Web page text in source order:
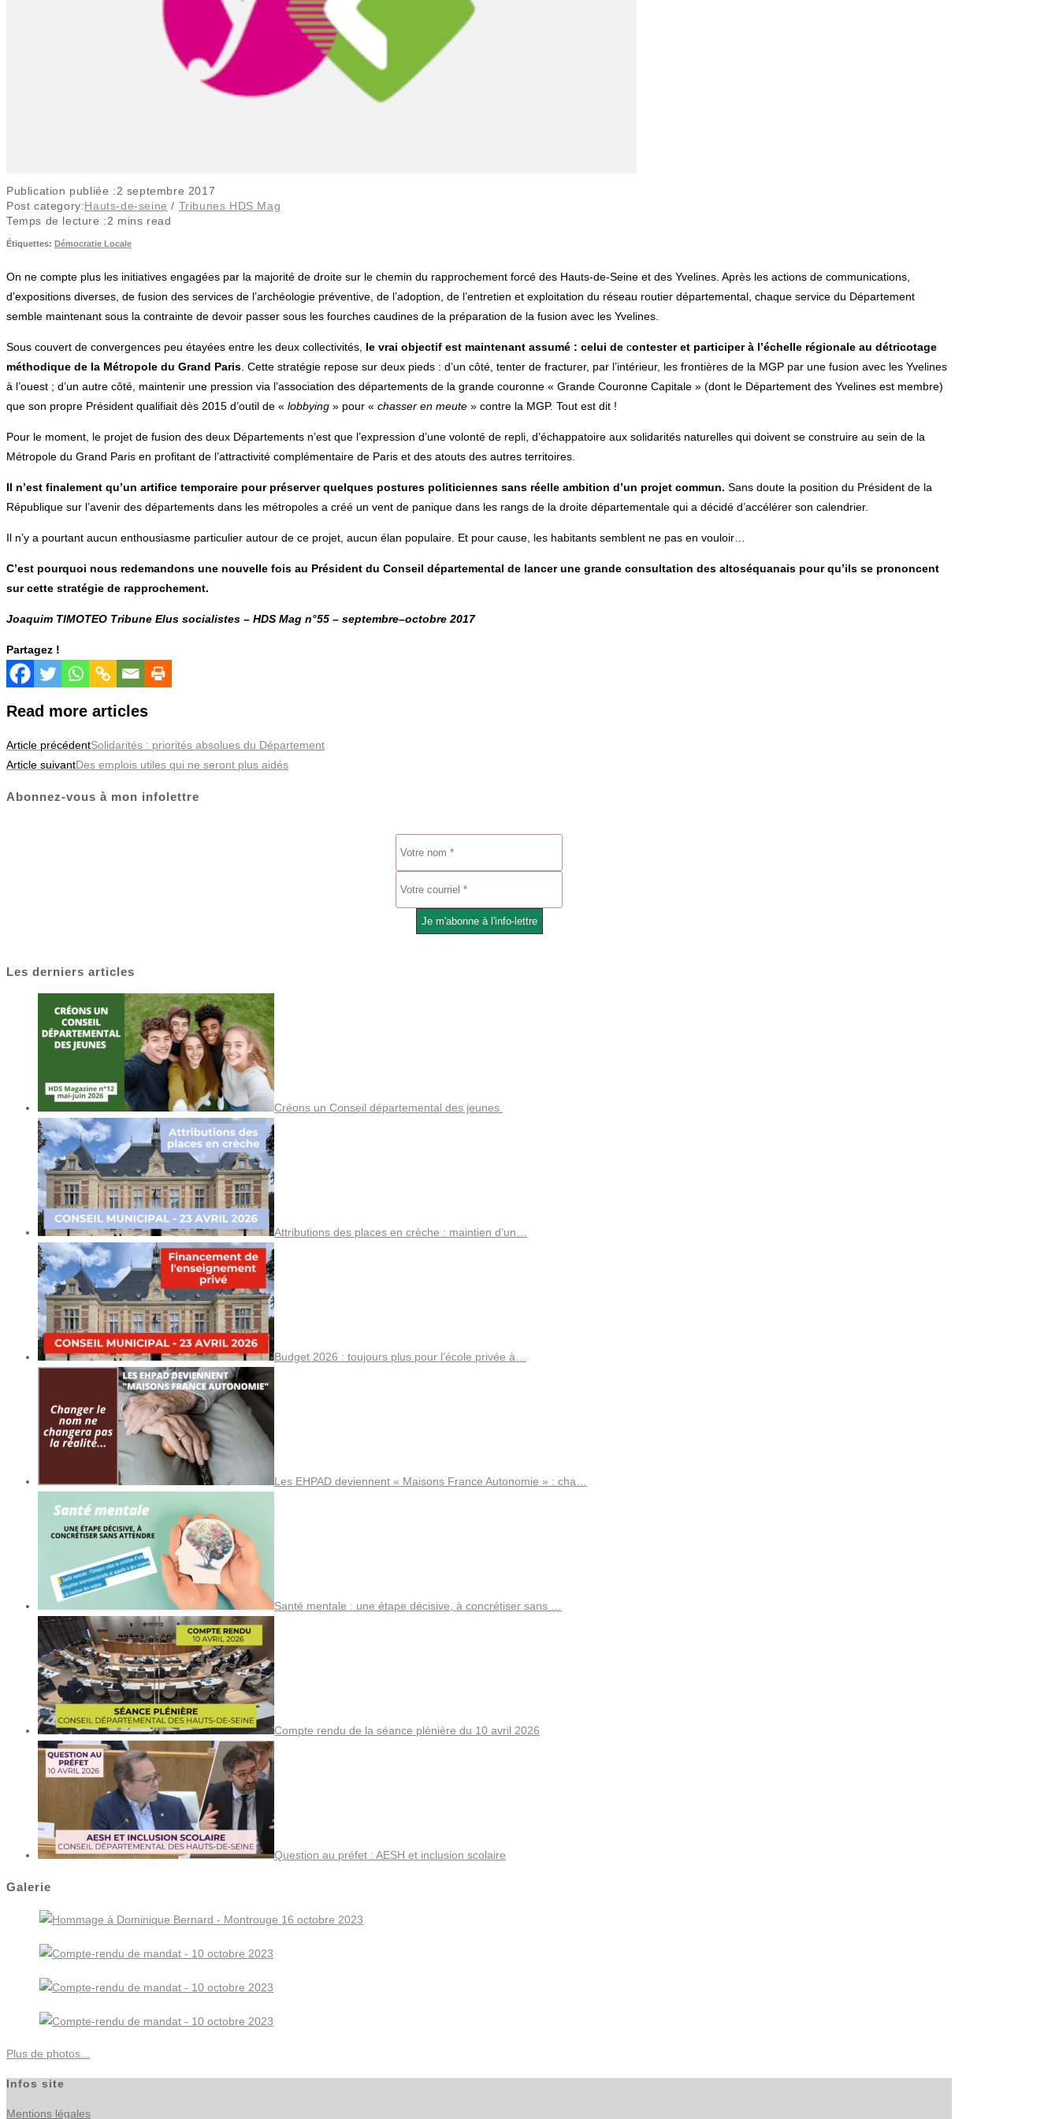
Publication publiée :2 septembre 2017
Post category:Hauts-de-seine / Tribunes HDS Mag
Temps de lecture :2 mins read
Étiquettes: Démocratie Locale
On ne compte plus les initiatives engagées par la majorité de droite sur le chemin du rapprochement forcé des Hauts-de-Seine et des Yvelines. Après les actions de communications,
d’expositions diverses, de fusion des services de l’archéologie préventive, de l’adoption, de l’entretien et exploitation du réseau routier départemental, chaque service du Département
semble maintenant sous la contrainte de devoir passer sous les fourches caudines de la préparation de la fusion avec les Yvelines.
Sous couvert de convergences peu étayées entre les deux collectivités, le vrai objectif est maintenant assumé : celui de contester et participer à l’échelle régionale au détricotage
méthodique de la Métropole du Grand Paris . Cette stratégie repose sur deux pieds : d’un côté, tenter de fracturer, par l’intérieur, les frontières de la MGP par une fusion avec les Yvelines
à l’ouest ; d’un autre côté, maintenir une pression via l’association des départements de la grande couronne « Grande Couronne Capitale » (dont le Département des Yvelines est membre)
que son propre Président qualifiait dès 2015 d’outil de « lobbying » pour « chasser en meute » contre la MGP. Tout est dit !
Pour le moment, le projet de fusion des deux Départements n’est que l’expression d’une volonté de repli, d’échappatoire aux solidarités naturelles qui doivent se construire au sein de la
Métropole du Grand Paris en profitant de l’attractivité complémentaire de Paris et des atouts des autres territoires.
Il n’est finalement qu’un artifice temporaire pour préserver quelques postures politiciennes sans réelle ambition d’un projet commun. Sans doute la position du Président de la
République sur l’avenir des départements dans les métropoles a créé un vent de panique dans les rangs de la droite départementale qui a décidé d’accélérer son calendrier.
Il n’y a pourtant aucun enthousiasme particulier autour de ce projet, aucun élan populaire. Et pour cause, les habitants semblent ne pas en vouloir…
C’est pourquoi nous redemandons une nouvelle fois au Président du Conseil départemental de lancer une grande consultation des altoséquanais pour qu’ils se prononcent
sur cette stratégie de rapprochement.
Joaquim TIMOTEO Tribune Elus socialistes – HDS Mag n°55 – septembre–octobre 2017
Partagez !
Read more articles
Article précédentSolidarités : priorités absolues du Département
Article suivantDes emplois utiles qui ne seront plus aidés
Abonnez-vous à mon infolettre
Les derniers articles
Créons un Conseil départemental des jeunes
Attributions des places en crèche : maintien d’un…
Budget 2026 : toujours plus pour l’école privée à…
Les EHPAD deviennent « Maisons France Autonomie » : cha…
Santé mentale : une étape décisive, à concrétiser sans …
Compte rendu de la séance plénière du 10 avril 2026
Question au préfet : AESH et inclusion scolaire
Galerie
Plus de photos...
Infos site
Mentions légales